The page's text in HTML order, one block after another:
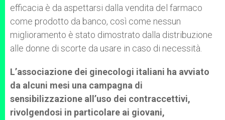
efficacia è da aspettarsi dalla vendita del farmaco
come prodotto da banco, così come nessun
miglioramento è stato dimostrato dalla distribuzione
alle donne di scorte da usare in caso di necessità.
L’associazione dei ginecologi italiani ha avviato
da alcuni mesi una campagna di
sensibilizzazione all’uso dei contraccettivi,
rivolgendosi in particolare ai giovani,